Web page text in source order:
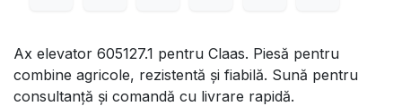
Ax elevator 605127.1 pentru Claas. Piesă pentru
combine agricole, rezistentă și fiabilă. Sună pentru
consultanță și comandă cu livrare rapidă.